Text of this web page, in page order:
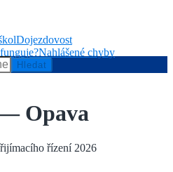
Dojezdovost
Nahlášené chyby
Hledat
— Opava
řízení 2026